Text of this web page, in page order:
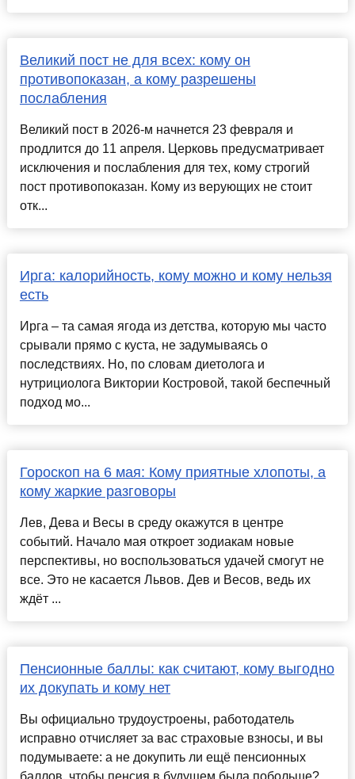
Великий пост не для всех: кому он
противопоказан, а кому разрешены
послабления
Великий пост в 2026-м начнется 23 февраля и
продлится до 11 апреля. Церковь предусматривает
исключения и послабления для тех, кому строгий
пост противопоказан. Кому из верующих не стоит
отк...
Ирга: калорийность, кому можно и кому нельзя
есть
Ирга – та самая ягода из детства, которую мы часто
срывали прямо с куста, не задумываясь о
последствиях. Но, по словам диетолога и
нутрициолога Виктории Костровой, такой беспечный
подход мо...
Гороскоп на 6 мая: Кому приятные хлопоты, а
кому жаркие разговоры
Лев, Дева и Весы в среду окажутся в центре
событий. Начало мая откроет зодиакам новые
перспективы, но воспользоваться удачей смогут не
все. Это не касается Львов. Дев и Весов, ведь их
ждёт ...
Пенсионные баллы: как считают, кому выгодно
их докупать и кому нет
Вы официально трудоустроены, работодатель
исправно отчисляет за вас страховые взносы, и вы
подумываете: а не докупить ли ещё пенсионных